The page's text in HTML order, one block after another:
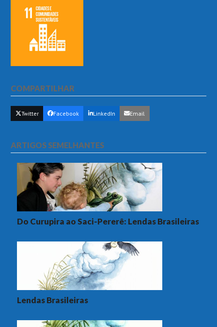
COMPARTILHAR
Twitter Facebook LinkedIn Email
ARTIGOS SEMELHANTES
Do Curupira ao Saci-Pererê: Lendas Brasileiras
Lendas Brasileiras